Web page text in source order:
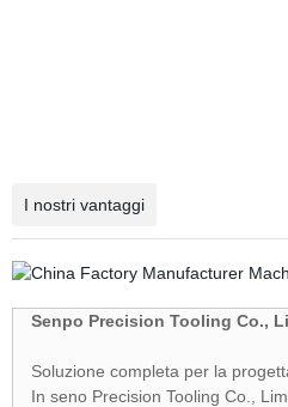
I nostri vantaggi
Senpo Precision Tooling Co.,
Soluzione completa per la
In seno Precision Tooling Co.,